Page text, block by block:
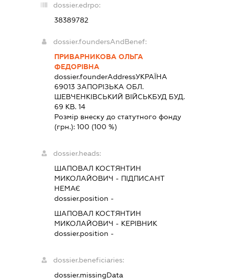
dossier.edrpo:
38389782
dossier.foundersAndBenef:
ПРИВАРНИКОВА ОЛЬГА
ФЕДОРІВНА
dossier.founderAddressУКРАЇНА
69013 ЗАПОРIЗЬКА ОБЛ.
ШЕВЧЕНКІВСЬКИЙ ВІЙСЬКБУД БУД.
69 КВ. 14
Розмір внеску до статутного фонду
(грн.): 100 (100 %)
dossier.heads:
ШАПОВАЛ КОСТЯНТИН
МИКОЛАЙОВИЧ - ПІДПИСАНТ
НЕМАЄ
dossier.position -
ШАПОВАЛ КОСТЯНТИН
МИКОЛАЙОВИЧ - КЕРІВНИК
dossier.position -
dossier.beneficiaries:
dossier.missingData